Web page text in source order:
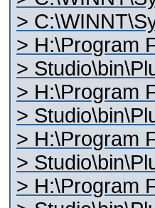
>
> H:\Program
>
> H:\Program
>
> H:\Program
>
> H:\Program